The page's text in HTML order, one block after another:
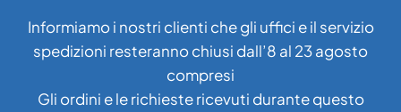
contenuto
Informiamo i nostri clienti che gli uffici e il servizio
spedizioni resteranno chiusi dall’8 al 23 agosto
compresi
Gli ordini e le richieste ricevuti durante questo